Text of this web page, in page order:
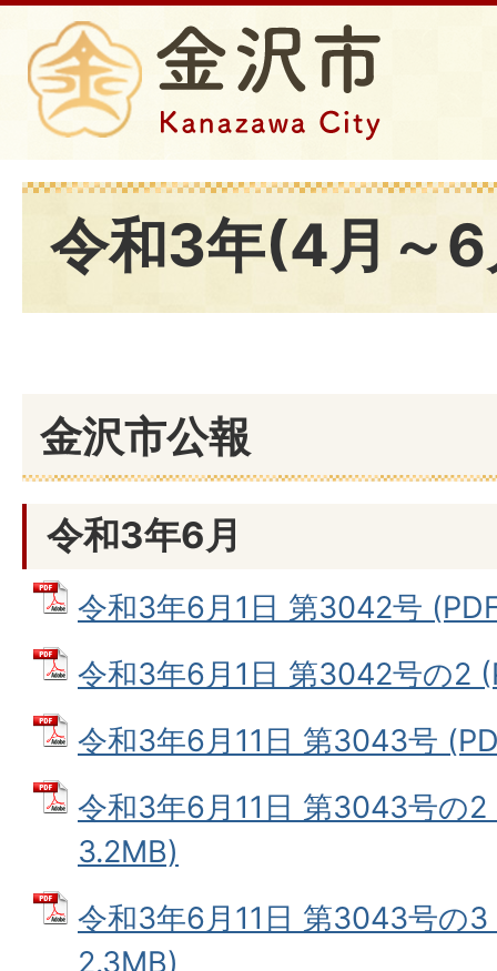
令和3年(4月～
金沢市公報
令和3年6月
令和3年6月1日 第3042号
令和3年6月1日 第3042号の2
令和3年6月11日 第3043号
令和3年6月11日 第3043号の
3.2MB)
令和3年6月11日 第3043号の
2.3MB)